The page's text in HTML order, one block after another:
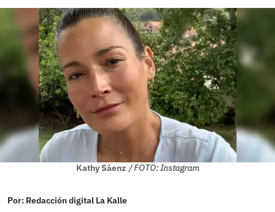
Kathy Sáenz / FOTO: Instagram
Por: Redacción digital La Kalle